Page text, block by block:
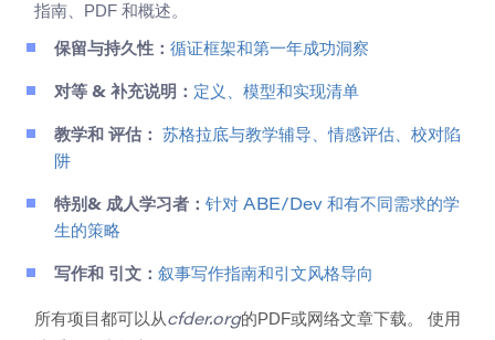
指南、PDF 和概述。
保留与持久性： 循证框架和第一年成功洞察
对等 & 补充说明： 定义、模型和实现清单
教学和 评估：
苏格拉底与教学辅导、情感评估、校对陷
阱
特别& 成人学习者： 针对 ABE/Dev 和有不同需求的学
生的策略
写作和 引文： 叙事写作指南和引文风格导向
所有项目都可以从 cfder.org的PDF或网络文章下载。 使用